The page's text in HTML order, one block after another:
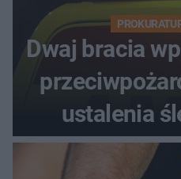
Dwaj bracia
ustalenia